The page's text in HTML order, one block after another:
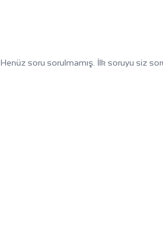
Henüz soru sorulmamış. İlk soruyu siz